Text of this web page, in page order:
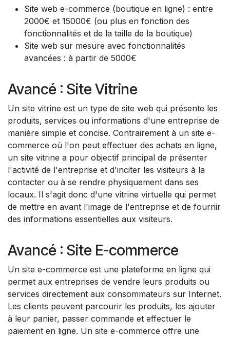
Site web e-commerce (boutique en ligne) : entre
2000€ et 15000€ (ou plus en fonction des
fonctionnalités et de la taille de la boutique)
Site web sur mesure avec fonctionnalités
avancées : à partir de 5000€
Avancé : Site Vitrine
Un site vitrine est un type de site web qui présente les
produits, services ou informations d'une entreprise de
manière simple et concise. Contrairement à un site e-
commerce où l'on peut effectuer des achats en ligne,
un site vitrine a pour objectif principal de présenter
l'activité de l'entreprise et d'inciter les visiteurs à la
contacter ou à se rendre physiquement dans ses
locaux. Il s'agit donc d'une vitrine virtuelle qui permet
de mettre en avant l'image de l'entreprise et de fournir
des informations essentielles aux visiteurs.
Avancé : Site E-commerce
Un site e-commerce est une plateforme en ligne qui
permet aux entreprises de vendre leurs produits ou
services directement aux consommateurs sur Internet.
Les clients peuvent parcourir les produits, les ajouter
à leur panier, passer commande et effectuer le
paiement en ligne. Un site e-commerce offre une